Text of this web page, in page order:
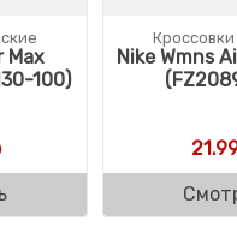
Max
100)
Nike Wmns